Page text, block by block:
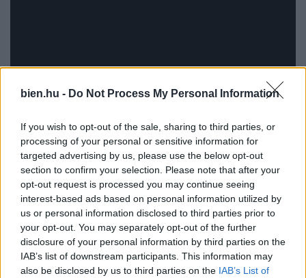
bien.hu - Do Not Process My Personal Information
If you wish to opt-out of the sale, sharing to third parties, or
processing of your personal or sensitive information for
targeted advertising by us, please use the below opt-out
section to confirm your selection. Please note that after your
opt-out request is processed you may continue seeing
interest-based ads based on personal information utilized by
us or personal information disclosed to third parties prior to
your opt-out. You may separately opt-out of the further
disclosure of your personal information by third parties on the
IAB’s list of downstream participants. This information may
also be disclosed by us to third parties on the IAB’s List of